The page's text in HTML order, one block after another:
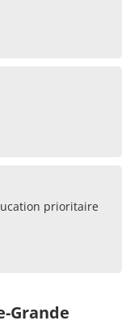
prioritaire
Grande